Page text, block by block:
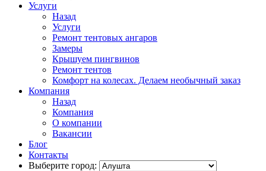
Услуги
Назад
Услуги
Ремонт тентовых ангаров
Замеры
Крышуем пингвинов
Ремонт тентов
Комфорт на колесах. Делаем необычный заказ
Компания
Назад
Компания
О компании
Вакансии
Блог
Контакты
Выберите город: